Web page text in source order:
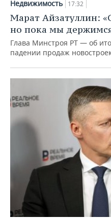
Недвижимость 17:32
Марат Айзатуллин:
но пока мы
Глава Минстроя РТ — об
падении продаж